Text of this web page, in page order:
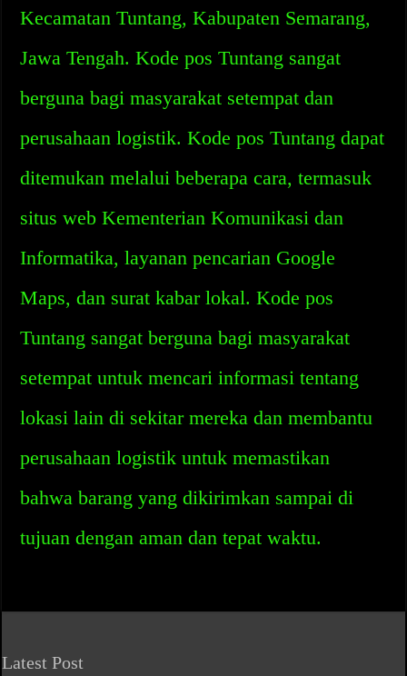
Kecamatan Tuntang, Kabupaten Semarang,
Jawa Tengah. Kode pos Tuntang sangat
berguna bagi masyarakat setempat dan
perusahaan logistik. Kode pos Tuntang dapat
ditemukan melalui beberapa cara, termasuk
situs web Kementerian Komunikasi dan
Informatika, layanan pencarian Google
Maps, dan surat kabar lokal. Kode pos
Tuntang sangat berguna bagi masyarakat
setempat untuk mencari informasi tentang
lokasi lain di sekitar mereka dan membantu
perusahaan logistik untuk memastikan
bahwa barang yang dikirimkan sampai di
tujuan dengan aman dan tepat waktu.
Latest Post